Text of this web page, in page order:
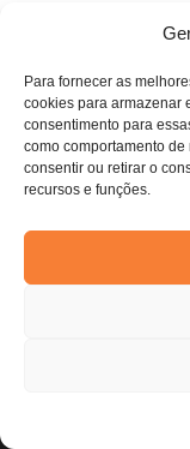
Para fornecer as
cookies para armazenar
consentimento para
como comportamento
consentir ou retirar o
recursos e funções.
Todos os
Estamos usando